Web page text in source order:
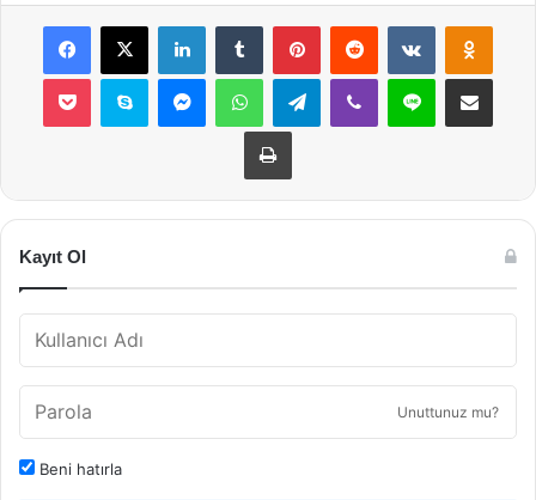
Facebook
X LinkedInTumblr PinterestReddit VKontakte
Pocket Skype MessengerWhatsAppTelegramViber Line E-Posta ile
Yazdır
Kayıt Ol
Unuttunuz mu?
Beni hatırla